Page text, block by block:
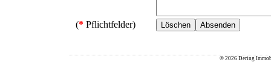
(*Pflichtfelder)
© 2026 Dering